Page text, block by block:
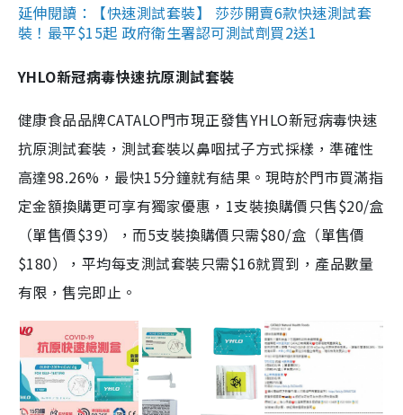
延伸閱讀：【快速測試套裝】 莎莎開賣6款快速測試套
裝！最平$15起 政府衛生署認可測試劑買2送1
YHLO新冠病毒快速抗原測試套裝
健康食品品牌CATALO門市現正發售YHLO新冠病毒快速
抗原測試套裝，測試套裝以鼻咽拭子方式採樣，準確性
高達98.26%，最快15分鐘就有結果。現時於門市買滿指
定金額換購更可享有獨家優惠，1支裝換購價只售$20/盒
（單售價$39），而5支裝換購價只需$80/盒（單售價
$180），平均每支測試套裝只需$16就買到，產品數量
有限，售完即止。